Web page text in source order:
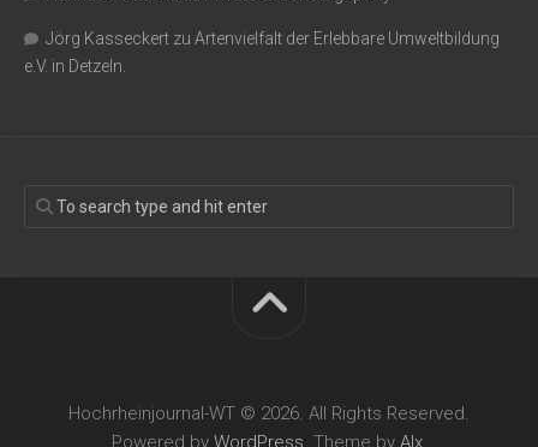
Jörg Kasseckert zu Artenvielfalt der Erlebbare Umweltbildung
e.V. in Detzeln.
Hochrheinjournal-WT © 2026. All Rights Reserved.
Powered by WordPress . Theme by Alx.